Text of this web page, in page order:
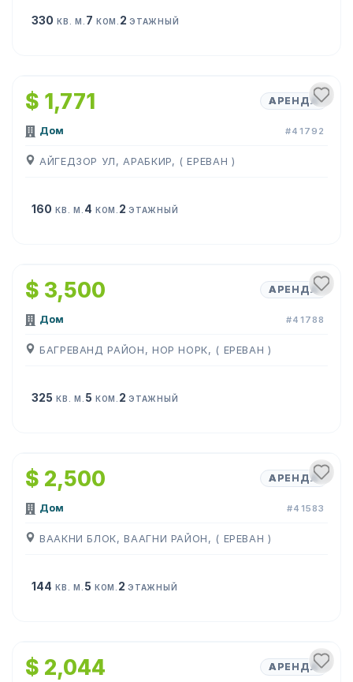
330 КВ. М. 7 КОМ. 2ЭТАЖНЫЙ
$ 1,771 АРЕНДА
Дом #41792
АЙГЕДЗОР УЛ, АРАБКИР, ( ЕРЕВАН )
160 КВ. М. 4 КОМ. 2ЭТАЖНЫЙ
$ 3,500 АРЕНДА
Дом #41788
БАГРЕВАНД РАЙОН, НОР НОРК, ( ЕРЕВАН )
325 КВ. М. 5 КОМ. 2ЭТАЖНЫЙ
$ 2,500 АРЕНДА
Дом #41583
ВААКНИ БЛОК, ВААГНИ РАЙОН, ( ЕРЕВАН )
144 КВ. М. 5 КОМ. 2ЭТАЖНЫЙ
$ 2,044 АРЕНДА